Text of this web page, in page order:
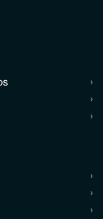
›
›
›
›
›
›